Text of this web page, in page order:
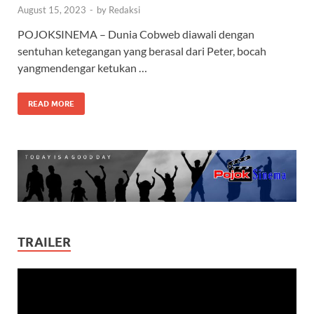
August 15, 2023 - by Redaksi
POJOKSINEMA – Dunia Cobweb diawali dengan
sentuhan ketegangan yang berasal dari Peter, bocah
yangmendengar ketukan …
READ MORE
TRAILER